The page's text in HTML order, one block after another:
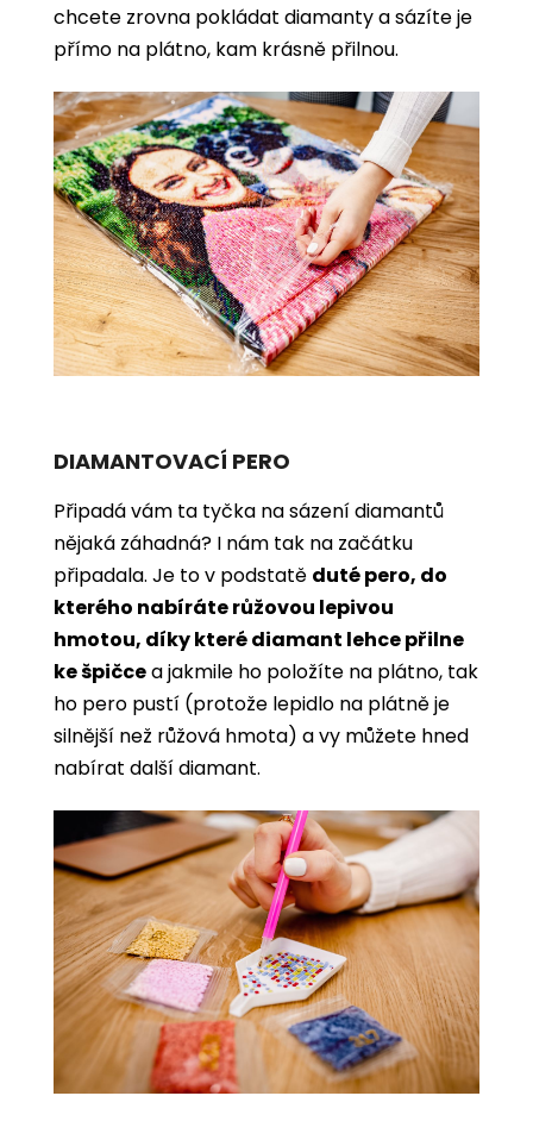
chcete zrovna pokládat diamanty a sázíte je
přímo na plátno, kam krásně přilnou.
DIAMANTOVACÍ PERO
Připadá vám ta tyčka na sázení diamantů
nějaká záhadná? I nám tak na začátku
připadala. Je to v podstatě duté pero, do
kterého nabíráte růžovou lepivou
hmotou, díky které diamant lehce přilne
ke špičcea jakmile ho položíte na plátno, tak
ho pero pustí (protože lepidlo na plátně je
silnější než růžová hmota) a vy můžete hned
nabírat další diamant.